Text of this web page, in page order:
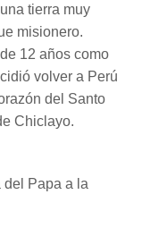
tierra muy
misionero.
12 años como
volver a Perú
del Santo
Chiclayo.
del Papa a la